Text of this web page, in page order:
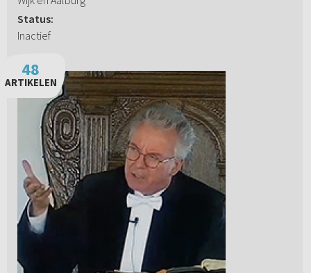
Status:
Inactief
48
ARTIKELEN